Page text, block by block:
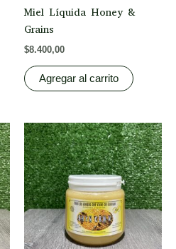
Miel Líquida Honey &
Grains
$8.400,00
Agregar al carrito
This
product
has
multiple
variants.
The
options